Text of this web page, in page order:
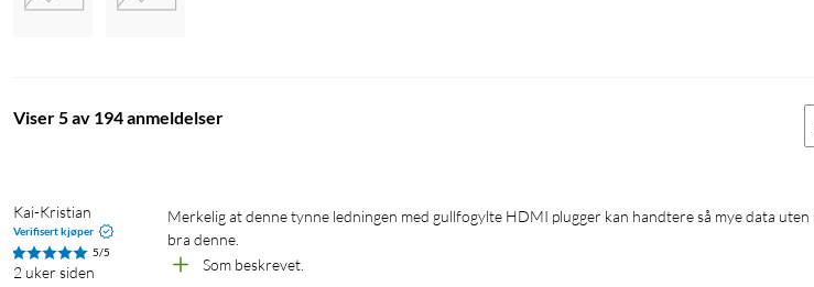
Viser 5 av 194 anmeldelser
Kai-Kristian
Verifisert kjøper
5/5
2 uker siden
Merkelig at denne tynne ledningen med gullfogylte HDMI plugger kan handtere så mye data uten noe forsinkelser. Veldig
bra denne.
Som beskrevet.